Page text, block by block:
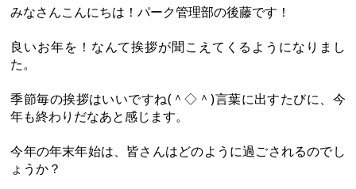
みなさんこんにちは！パーク管理部の後藤です！
良いお年を！なんて挨拶が聞こえてくるようになりまし
た。
季節毎の挨拶はいいですね(＾◇＾)言葉に出すたびに、今
年も終わりだなあと感じます。
今年の年末年始は、皆さんはどのように過ごされるのでし
ょうか？